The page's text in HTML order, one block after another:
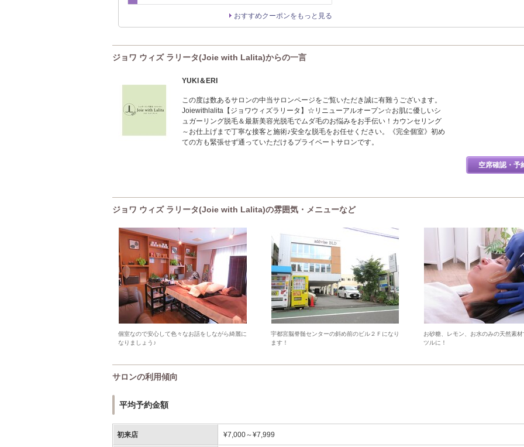
おすすめクーポンをもっと見る
ジョワ ウィズ ラリータ(Joie with Lalita)からの一言
YUKI＆ERI
この度は数あるサロンの中当サロンページをご覧いただき誠に有難うございます。
Joiewithlalita【ジョワウィズラリータ】☆リニューアルオープン☆お肌に優しいシ
ュガーリング脱毛＆最新美容光脱毛でムダ毛のお悩みをお手伝い！カウンセリング
～お仕上げまで丁寧な接客と施術♪安全な脱毛をお任せください。《完全個室》初め
ての方も緊張せず通っていただけるプライベートサロンです。
空席確認・予
ジョワ ウィズ ラリータ(Joie with Lalita)の雰囲気・メニューなど
個室なので安心して色々なお話をしながら綺麗に
なりましょう♪
宇都宮脳脊髄センターの斜め前のビル２Ｆになり
ます！
お砂糖、レモン、お水のみの天然素
ツルに！
サロンの利用傾向
平均予約金額
初来店 ¥7,000～¥7,999